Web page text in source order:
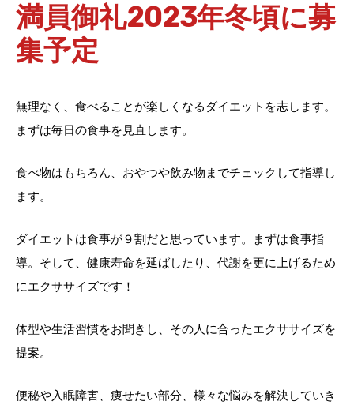
満員御礼2023年冬頃に募
集予定
無理なく、食べることが楽しくなるダイエットを志します。
まずは毎日の食事を見直します。
食べ物はもちろん、おやつや飲み物までチェックして指導し
ます。
ダイエットは食事が９割だと思っています。まずは食事指
導。そして、健康寿命を延ばしたり、代謝を更に上げるため
にエクササイズです！
体型や生活習慣をお聞きし、その人に合ったエクササイズを
提案。
便秘や入眠障害、痩せたい部分、様々な悩みを解決していき